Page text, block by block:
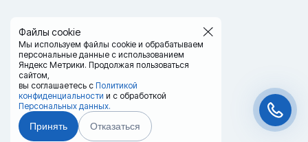
Файлы cookie
Мы используем файлы cookie и обрабатываем
персональные данные с использованием
Яндекс Метрики. Продолжая пользоваться
сайтом,
вы соглашаетесь с Политикой
конфиденциальности и с обработкой
Персональных данных.
Принять Отказаться